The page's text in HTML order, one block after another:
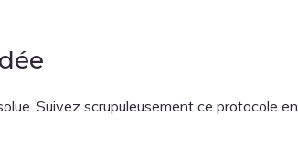
Suivez scrupuleusement ce protocole en